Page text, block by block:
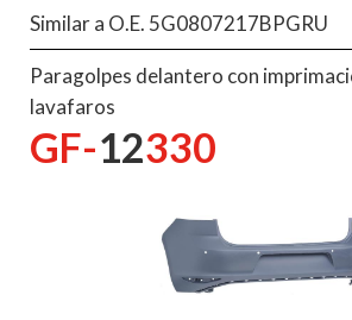
Similar a O.E. 5G0807217BPGRU
Paragolpes delantero con
lavafaros
GF-12330